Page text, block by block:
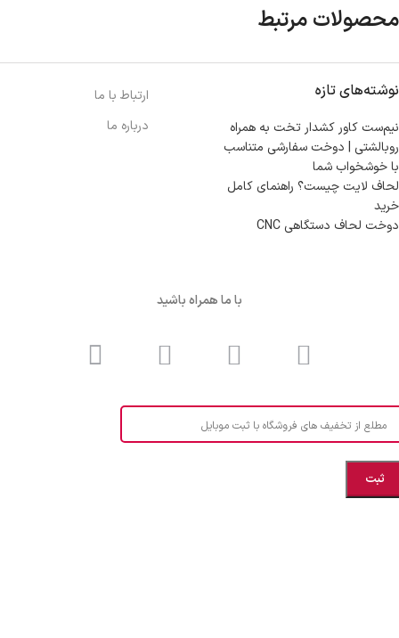
محصولات مرتبط
نوشته‌های تازه
نیم‌ست کاور کشدار تخت به همراه
روبالشتی | دوخت سفارشی متناسب
با خوشخواب شما
لحاف لایت چیست؟ راهنمای کامل
خرید
دوخت لحاف دستگاهی CNC
ارتباط با ما
درباره ما
با ما همراه باشید
مطلع از تخفیف های فروشگاه با ثبت موبایل